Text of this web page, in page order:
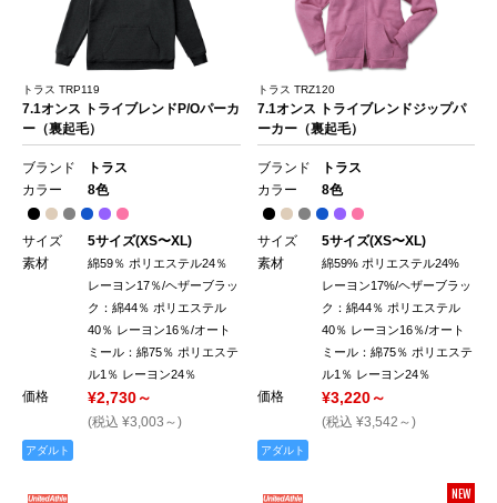
トラス TRP119
7.1オンス トライブレンドP/Oパーカ
ー（裏起毛）
ブランド
トラス
カラー
8色
サイズ
5サイズ(XS〜XL)
素材
綿59％ ポリエステル24％
レーヨン17％/ヘザーブラッ
ク：綿44％ ポリエステル
40％ レーヨン16％/オート
ミール：綿75％ ポリエステ
ル1％ レーヨン24％
価格 ¥2,730～
(税込 ¥3,003～)
アダルト
トラス TRZ120
7.1オンス トライブレンドジップパ
ーカー（裏起毛）
ブランド
トラス
カラー
8色
サイズ
5サイズ(XS〜XL)
素材
綿59% ポリエステル24%
レーヨン17%/ヘザーブラッ
ク：綿44％ ポリエステル
40％ レーヨン16％/オート
ミール：綿75％ ポリエステ
ル1％ レーヨン24％
価格 ¥3,220～
(税込 ¥3,542～)
アダルト
NEW